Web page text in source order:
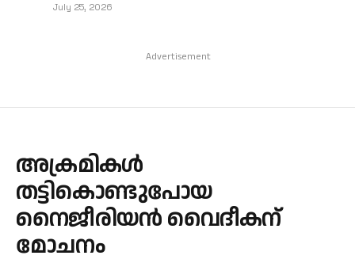
July 25, 2026
Advertisement
അക്രമികൾ
തട്ടികൊണ്ടുപോയ
നൈജീരിയൻ വൈദീകന്
മോചനം